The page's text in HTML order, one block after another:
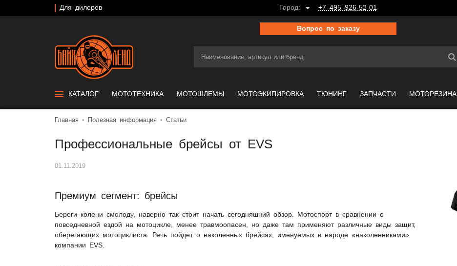
Для дилеров Город: +7 495 926-52-01
Вопрос по заказу
КАТАЛОГ МОТОТЕХНИКА МОТОШЛЕМЫ МОТОЭКИПИРОВКА ТЮНИНГ ЗАПЧАСТИ МОТОРЕЗИНА
Главная Полезная информация Статьи
Профессиональные брейсы от EVS
01.11.2019
Премиум сегмент: брейсы
Береги колени смолоду, наверно так стоит начать сегодняшний обзор. Мотоспорт в сравнении с
повседневной ездой на мотоцикле, менее травмоопасен, но даже там применяют различные виды защит,
оберегающих мотоциклиста. Речь пойдет о наколенных брейсах, именуемых в народе «наколенниками»
компании EVS.